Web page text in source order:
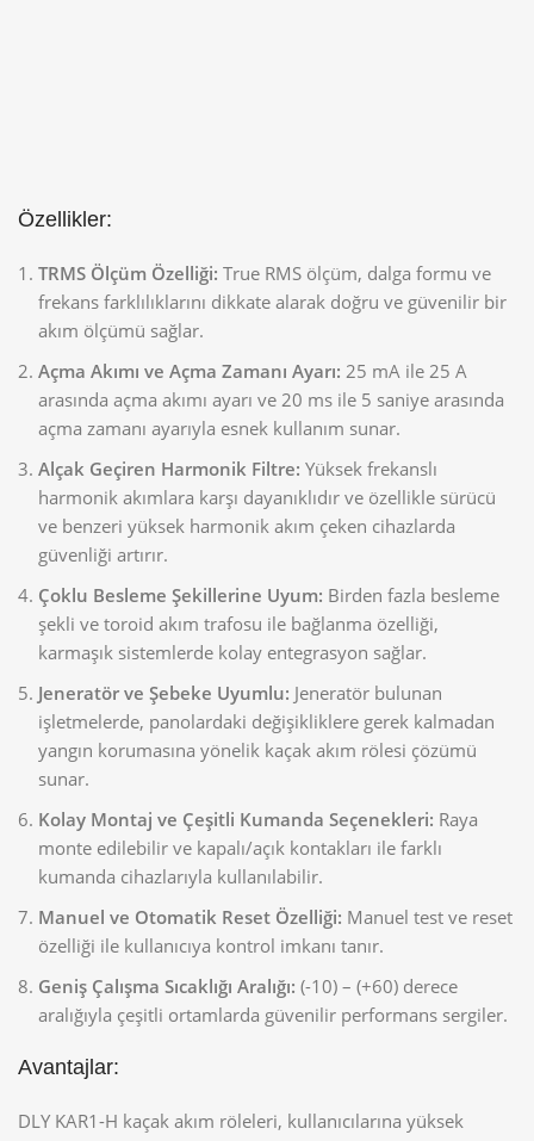
Özellikler:
TRMS Ölçüm Özelliği: True RMS ölçüm, dalga formu ve
frekans farklılıklarını dikkate alarak doğru ve güvenilir bir
akım ölçümü sağlar.
Açma Akımı ve Açma Zamanı Ayarı: 25 mA ile 25 A
arasında açma akımı ayarı ve 20 ms ile 5 saniye arasında
açma zamanı ayarıyla esnek kullanım sunar.
Alçak Geçiren Harmonik Filtre: Yüksek frekanslı
harmonik akımlara karşı dayanıklıdır ve özellikle sürücü
ve benzeri yüksek harmonik akım çeken cihazlarda
güvenliği artırır.
Çoklu Besleme Şekillerine Uyum: Birden fazla besleme
şekli ve toroid akım trafosu ile bağlanma özelliği,
karmaşık sistemlerde kolay entegrasyon sağlar.
Jeneratör ve Şebeke Uyumlu: Jeneratör bulunan
işletmelerde, panolardaki değişikliklere gerek kalmadan
yangın korumasına yönelik kaçak akım rölesi çözümü
sunar.
Kolay Montaj ve Çeşitli Kumanda Seçenekleri: Raya
monte edilebilir ve kapalı/açık kontakları ile farklı
kumanda cihazlarıyla kullanılabilir.
Manuel ve Otomatik Reset Özelliği: Manuel test ve reset
özelliği ile kullanıcıya kontrol imkanı tanır.
Geniş Çalışma Sıcaklığı Aralığı: (-10) – (+60) derece
aralığıyla çeşitli ortamlarda güvenilir performans sergiler.
Avantajlar:
DLY KAR1-H kaçak akım röleleri, kullanıcılarına yüksek